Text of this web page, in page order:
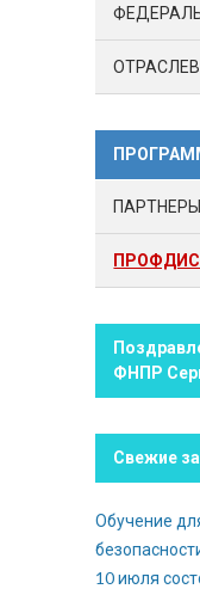
ФНПР
Свежие
Обучение
10 июля